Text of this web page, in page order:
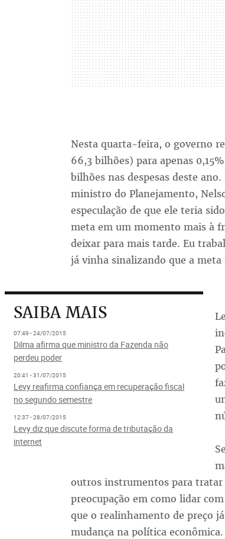
Nesta quarta-feira, o governo
66,3 bilhões) para apenas
bilhões nas despesas deste
ministro do Planejamento,
especulação de que ele teria
meta em um momento mais à
deixar para mais tarde. Eu
já vinha sinalizando que a
SAIBA MAIS
07:49 - 24/07/2015
Dilma afirma que ministro da Fazenda não
perdeu poder
20:41 - 31/07/2015
Levy reafirma confiança em recuperação fiscal
no segundo semestre
12:37 - 28/07/2015
Levy diz que discute forma de tributação da
internet
outros instrumentos para
preocupação em como lidar
que o realinhamento de preço
mudança na política econômica.